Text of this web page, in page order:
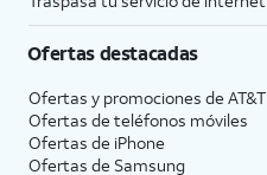
Ofertas destacadas
Ofertas y promociones de AT&T
Ofertas de teléfonos móviles
Ofertas de iPhone
Ofertas de Samsung